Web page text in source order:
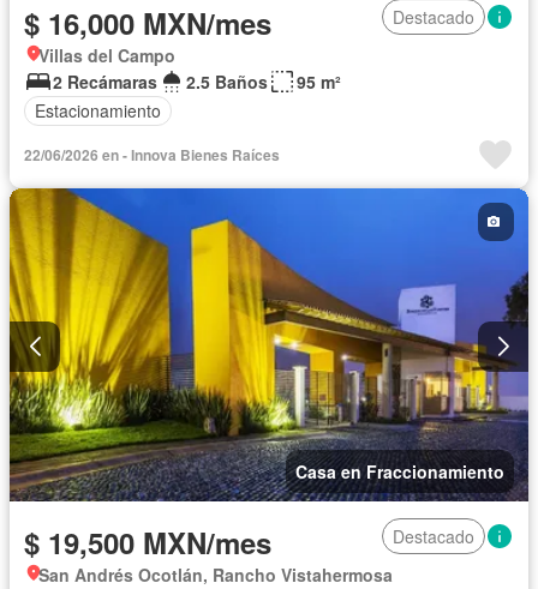
$ 16,000 MXN/mes
Destacado
Villas del Campo
2 Recámaras
2.5 Baños
95 m²
Estacionamiento
22/06/2026 en - Innova Bienes Raíces
Casa en Fraccionamiento
$ 19,500 MXN/mes
Destacado
San Andrés Ocotlán, Rancho Vistahermosa